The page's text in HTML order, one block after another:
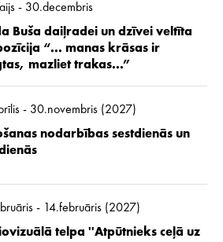
- 30.decembris
Buša daiļradei un dzīvei veltīta
“... manas krāsas ir
mazliet trakas...”
- 30.novembris (2027)
nodarbības sestdienās un
- 14.februāris (2027)
telpa ''Atpūtnieks ceļā uz